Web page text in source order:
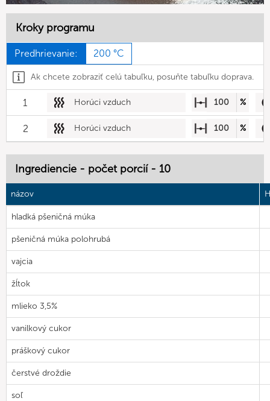
Kroky programu
Predhrievanie: 200 °C
Ak chcete zobraziť celú tabuľku, posuňte tabuľku doprava.
1 Horúci vzduch 100 %
2 Horúci vzduch 100 %
Ingrediencie - počet porcií - 10
názov
hladká pšeničná múka
pšeničná múka polohrubá
vajcia
žĺtok
mlieko 3,5%
vanilkový cukor
práškový cukor
čerstvé droždie
soľ